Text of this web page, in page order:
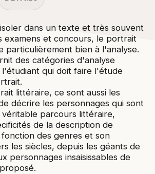
dans un texte et très souvent
examens et concours, le portrait
particulièrement bien à l'analyse.
des catégories d'analyse
qui doit faire l'étude
littéraire, ce sont aussi les
décrire les personnages qui sont
véritable parcours littéraire,
de la description de
des genres et son
les siècles, depuis les géants de
personnages insaisissables de